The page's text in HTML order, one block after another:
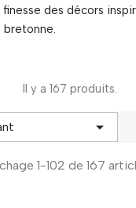
des décors
bretonne.
Il y a 167 produits.

1-102 de 167